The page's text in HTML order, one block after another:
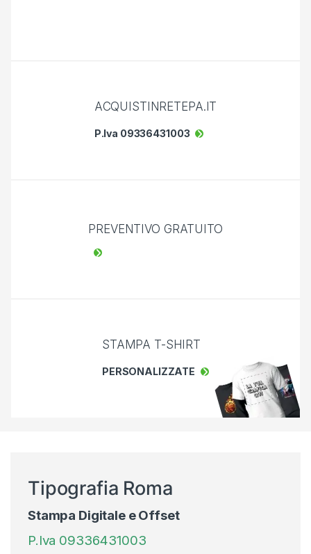
ACQUISTINRETEPA.IT
P.Iva 09336431003
PREVENTIVO GRATUITO
STAMPA T-SHIRT
PERSONALIZZATE
Tipografia Roma
Stampa Digitale e Offset
P.Iva 09336431003